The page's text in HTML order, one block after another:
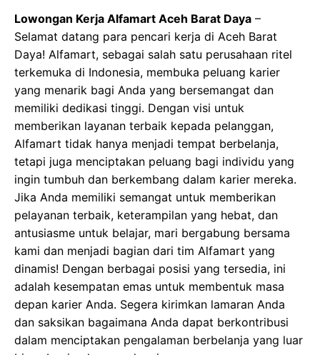
Lowongan Kerja Alfamart Aceh Barat Daya –
Selamat datang para pencari kerja di Aceh Barat
Daya! Alfamart, sebagai salah satu perusahaan ritel
terkemuka di Indonesia, membuka peluang karier
yang menarik bagi Anda yang bersemangat dan
memiliki dedikasi tinggi. Dengan visi untuk
memberikan layanan terbaik kepada pelanggan,
Alfamart tidak hanya menjadi tempat berbelanja,
tetapi juga menciptakan peluang bagi individu yang
ingin tumbuh dan berkembang dalam karier mereka.
Jika Anda memiliki semangat untuk memberikan
pelayanan terbaik, keterampilan yang hebat, dan
antusiasme untuk belajar, mari bergabung bersama
kami dan menjadi bagian dari tim Alfamart yang
dinamis! Dengan berbagai posisi yang tersedia, ini
adalah kesempatan emas untuk membentuk masa
depan karier Anda. Segera kirimkan lamaran Anda
dan saksikan bagaimana Anda dapat berkontribusi
dalam menciptakan pengalaman berbelanja yang luar